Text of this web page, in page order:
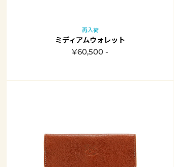
再入荷
ミディアムウォレット
¥60,500 -